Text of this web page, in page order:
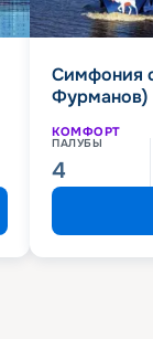
Симфония
Фурманов)
КОМФОРТ
ПАЛУБЫ
4